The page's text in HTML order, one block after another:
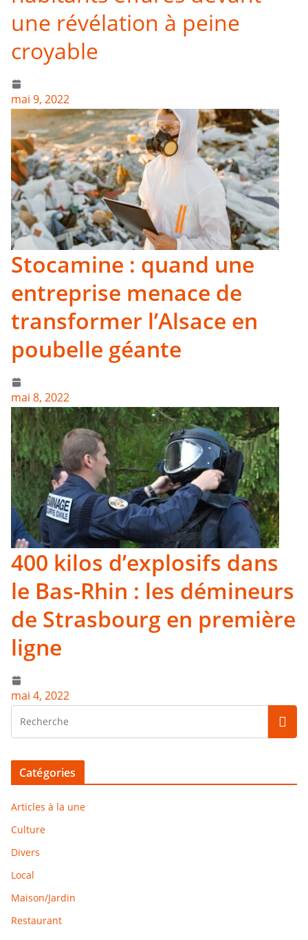
une révélation à peine
croyable
mai 9, 2022
Stocamine : quand une
entreprise menace de
transformer l’Alsace en
poubelle géante
mai 8, 2022
400 kilos d’explosifs dans
le Bas-Rhin : les démineurs
de Strasbourg en première
ligne
mai 4, 2022
Catégories
Articles à la une
Culture
Divers
Local
Maison/Jardin
Restaurant